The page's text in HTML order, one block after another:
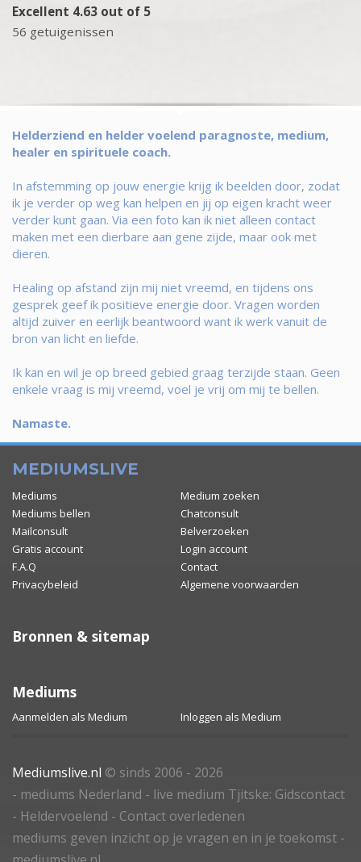
Excellent 4.63 out of 5
56 getuigenissen
Helderziend en helder voelend paragnoste, medium,
healer en spirituele coach.
In afstemming op jouw energie krijg ik beelden door, zodat
ik je verder op weg kan helpen en jij op eigen kracht weer
verder kunt gaan. Via een foto kan ik niet alleen contact
maken met een dierbare aan gene zijde, maar ook met
dieren.
Healing op afstand zijn mij niet vreemd, en tijdens ons
gesprek geef ik positieve energie door. Vragen worden
altijd zuiver en eerlijk beantwoord want ik werk vanuit de
bron van licht en liefde.
Ik kan en wil je op breed gebied graag terzijde staan. Geen
enkele vraag is mij vreemd, voel je vrij om mij te bellen.
Namaste.
MEDIUMSLIVE
Mediums
Medium zoeken
Mediums bellen
Chatconsult
Mailconsult
Belverzoeken
Gratis account
Login account
F.A.Q
Contact
Privacybeleid
Algemene voorwaarden
Bronnen & sitemap
Mediums
Aanmelden als Medium Inloggen als Medium
Mediumslive.nl © sinds 2006 - 2026
- mediums Nederland - live medium Tjitske: Gidscontact
- Heldervoelend - Contact overledenen
mediums geven inzicht op je vragen en in je toekomst -